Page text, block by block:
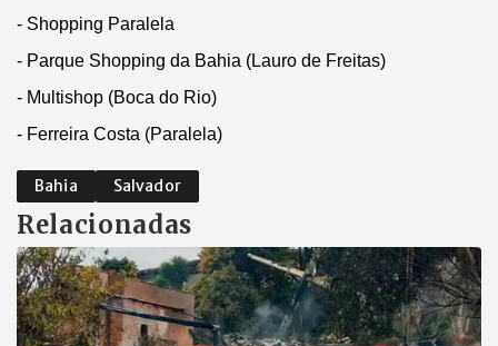
- Shopping Paralela
- Parque Shopping da Bahia (Lauro de Freitas)
- Multishop (Boca do Rio)
- Ferreira Costa (Paralela)
Bahia Salvador
Relacionadas